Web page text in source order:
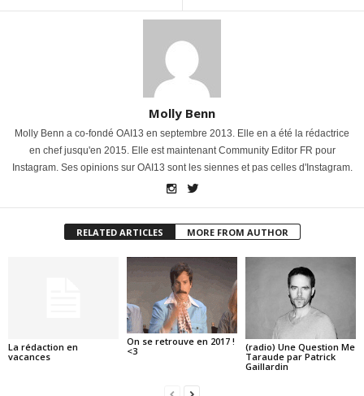
Molly Benn
Molly Benn a co-fondé OAI13 en septembre 2013. Elle en a été la rédactrice
en chef jusqu'en 2015. Elle est maintenant Community Editor FR pour
Instagram. Ses opinions sur OAI13 sont les siennes et pas celles d'Instagram.
RELATED ARTICLES MORE FROM AUTHOR
La rédaction en
vacances
On se retrouve en 2017 !
<3
(radio) Une Question Me
Taraude par Patrick
Gaillardin